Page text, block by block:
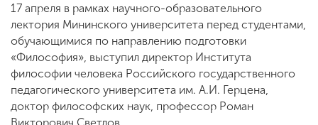
17 апреля в рамках научного-образовательного
лектория Мининского университета перед студентами,
обучающимися по направлению подготовки
«Философия», выступил директор Института
философии человека Российского государственного
педагогического университета им. А.И. Герцена,
доктор философских наук, профессор Роман
Викторович Светлов.